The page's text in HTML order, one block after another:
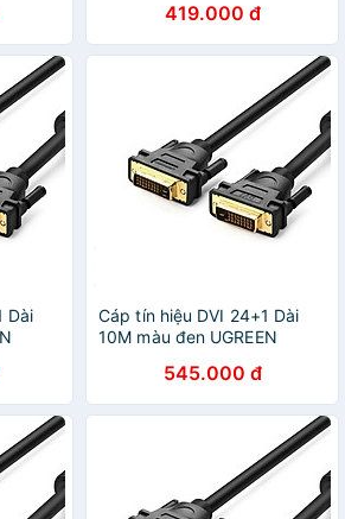
419.000 đ
Dài
Cáp tín hiệu DVI 24+1 Dài
10M màu đen UGREEN
545.000 đ